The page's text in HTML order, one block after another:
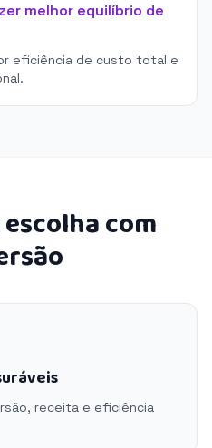
melhor equilíbrio de
eficiência de custo total e
com
receita e eficiência